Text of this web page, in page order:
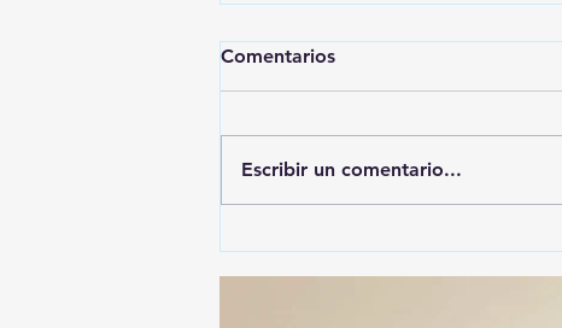
GARCIA, EL MÁS
Comentarios
Escribir un comentario...